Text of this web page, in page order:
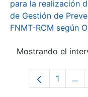
para la realización
de Gestión de
FNMT-RCM según
Mostrando el
Página
1 ...